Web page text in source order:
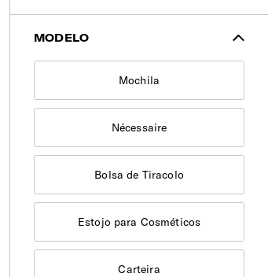
MODELO
Mochila
Nécessaire
Bolsa de Tiracolo
Estojo para Cosméticos
Carteira